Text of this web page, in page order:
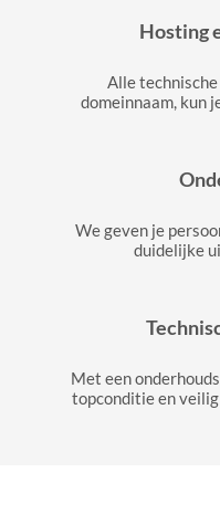
Hosting
Alle
domeinnaam, kun
We geven je
duidelijke
Met een
topconditie en